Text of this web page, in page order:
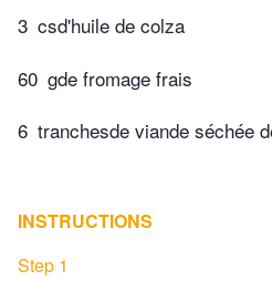
3 csd'huile de colza
60 gde fromage frais
6 tranchesde viande séchée
INSTRUCTIONS
Step 1